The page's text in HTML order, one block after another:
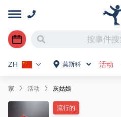
莫斯科 活动
ZH
家 活动 灰姑娘
流行的